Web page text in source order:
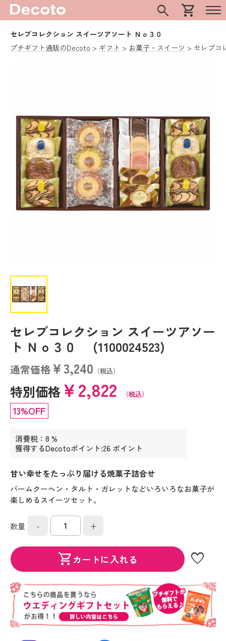
search shopping_cart
セレブコレクション スイーツアソート Ｎｏ３０
プチギフト通販のDecoto
ギフト お菓子・スイーツ セレブコ
セレブコレクション スイーツアソー
ト Ｎｏ３０ (1100024523)
通常価格￥3,240 （税込）
特別価格￥2,822 （税込）
13%OFF
消費税：8 %
獲得するDecotoポイント:26 ポイント
甘い幸せをたっぷり届ける焼菓子詰合せ
バームクーヘン・タルト・ガレットなどいろいろなお菓子が
楽しめるスイーツセット。
数量 - +
shopping_cartカートに入れる favorite